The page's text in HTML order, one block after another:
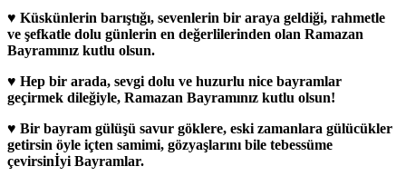
♥ Küskünlerin barıştığı, sevenlerin bir araya geldiği, rahmetle
ve şefkatle dolu günlerin en değerlilerinden olan Ramazan
Bayramınız kutlu olsun.
♥ Hep bir arada, sevgi dolu ve huzurlu nice bayramlar
geçirmek dileğiyle, Ramazan Bayramınız kutlu olsun!
♥ Bir bayram gülüşü savur göklere, eski zamanlara gülücükler
getirsin öyle içten samimi, gözyaşlarını bile tebessüme
çevirsinİyi Bayramlar.